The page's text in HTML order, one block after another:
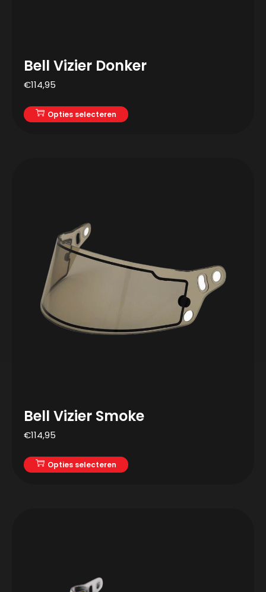
Bell Vizier Donker
€114,95
Opties selecteren
Bell Vizier Smoke
€114,95
Opties selecteren